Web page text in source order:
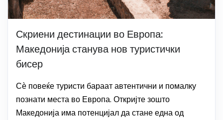
Скриени дестинации во Европа:
Македонија станува нов туристички
бисер
Сѐ повеќе туристи бараат автентични и помалку
познати места во Европа. Откријте зошто
Македонија има потенцијал да стане една од